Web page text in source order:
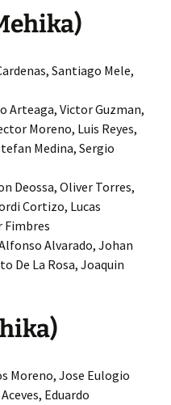
Santiago Mele,
Arteaga, Victor Guzman,
Moreno, Luis Reyes,
Medina, Sergio
Deossa, Oliver Torres,
Cortizo, Lucas
Fimbres
Alvarado, Johan
De La Rosa, Joaquin
Moreno, Jose Eulogio
Eduardo